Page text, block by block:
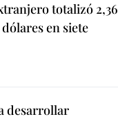
totalizó 2,36
en siete
desarrollar